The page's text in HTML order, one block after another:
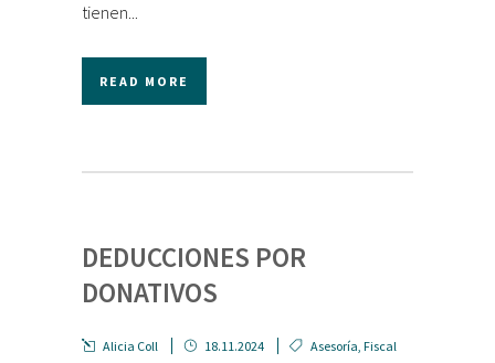
tienen...
READ MORE
DEDUCCIONES POR
DONATIVOS
Alicia Coll 18.11.2024 Asesoría, Fiscal